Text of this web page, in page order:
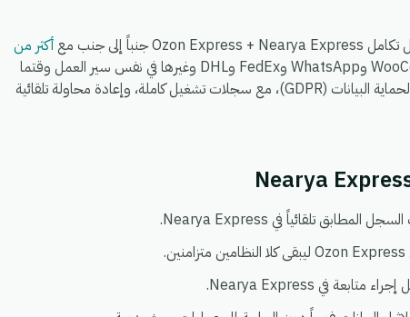
أكثر من
، بحيث يمكنك ربط Shopify وWooCommerce وWhatsApp وFedEx وDHL وغيرها في نفس سير العمل وقتما
تشاء. كل شيء يعمل في بيئة واحدة آمنة ومتوافقة مع اللائحة العامة لحماية البيانات (GDPR)، مع سجلات تشغيل كاملة، وإعادة محاولة تلقائية